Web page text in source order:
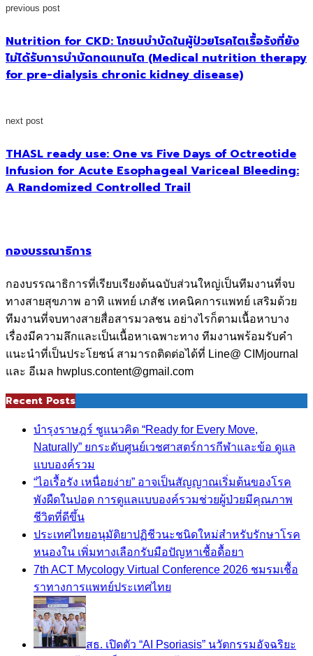
previous post
Nutrition for CKD: โภชนบำบัดในผู้ป่วยโรคไตเรื้อรังที่ยัง
ไม่ได้รับการบำบัดทดแทนไต (Medical nutrition therapy
for pre-dialysis chronic kidney disease)
next post
THASL ready use: One vs Five Days of Octreotide
Infusion for Acute Esophageal Variceal Bleeding:
A Randomized Controlled Trail
กองบรรณาธิการ
กองบรรณาธิการที่เรียบเรียงต้นฉบับส่วนใหญ่เป็นทีมงานที่จบ
ทางสายสุขภาพ อาทิ แพทย์ เภสัช เทคนิคการแพทย์ เสริมด้วย
ทีมงานที่จบทางสายสื่อสารมวลชน อย่างไรก็ตามเนื้อหาบาง
เรื่องมีความลึกและเป็นเนื้อหาเฉพาะทาง ทีมงานพร้อมรับคำ
แนะนำที่เป็นประโยชน์ สามารถติดต่อได้ที่ Line@ CIMjournal
และ อีเมล hwplus.content@gmail.com
Recent Posts
บำรุงราษฎร์ ชูแนวคิด “Ready for Every Move,
Naturally” ยกระดับศูนย์เวชศาสตร์การกีฬาและข้อ ดูแล
แบบองค์รวม
“ไอเรื้อรัง เหนื่อยง่าย” อาจเป็นสัญญาณเริ่มต้นของโรค
พังผืดในปอด การดูแลแบบองค์รวมช่วยผู้ป่วยมีคุณภาพ
ชีวิตที่ดีขึ้น
ประเทศไทยอนุมัติยาปฏิชีวนะชนิดใหม่สำหรับรักษาโรค
หนองใน เพิ่มทางเลือกรับมือปัญหาเชื้อดื้อยา
7th ACT Mycology Virtual Conference 2026 ชมรมเชื้อ
ราทางการแพทย์ประเทศไทย
สธ. เปิดตัว “AI Psoriasis” นวัตกรรมอัจฉริยะ